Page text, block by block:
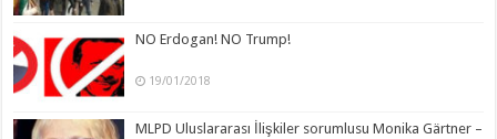
NO Erdogan! NO Trump!
19/01/2018
MLPD Uluslararası İlişkiler sorumlusu Monika Gärtner –